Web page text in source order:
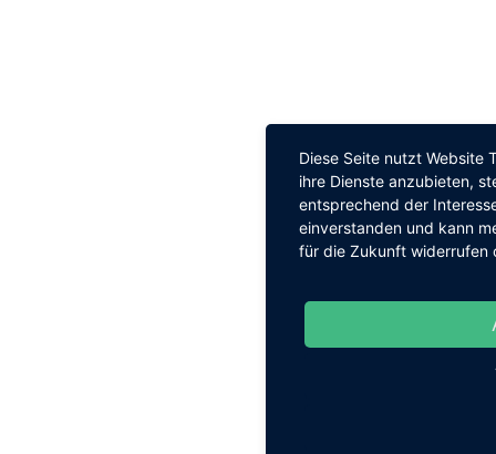
Diese Seite nutzt Website
ihre Dienste anzubieten,
entsprechend der
einverstanden und kann
für die Zukunft widerrufen